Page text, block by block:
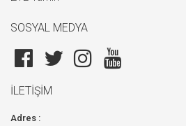
SOSYAL MEDYA
İLETİŞİM
Adres :